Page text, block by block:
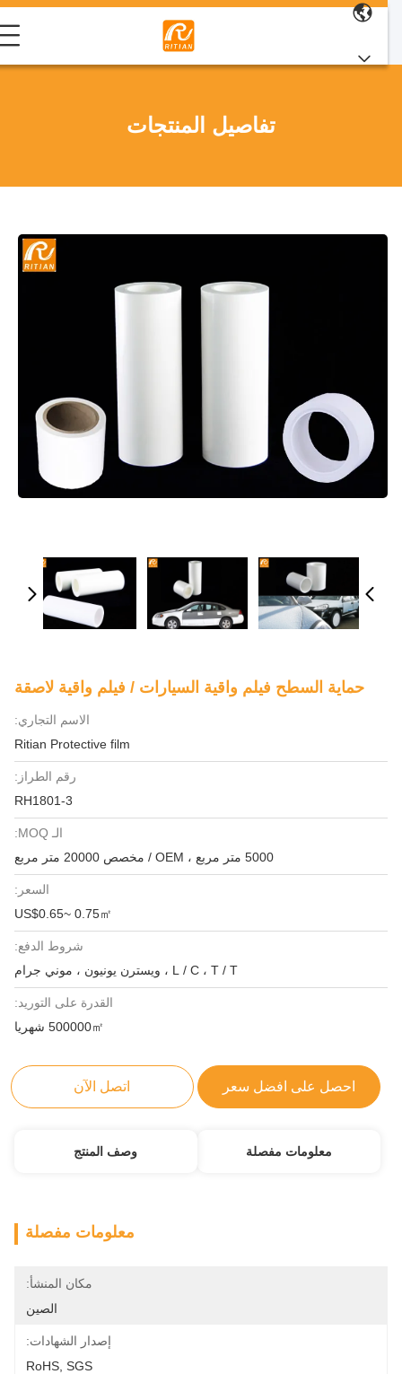
تفاصيل المنتجات
حماية السطح فيلم واقية السيارات / فيلم واقية لاصقة
الاسم التجاري:
Ritian Protective film
رقم الطراز:
RH1801-3
الـ MOQ:
5000 متر مربع ، OEM / مخصص 20000 متر مربع
السعر:
US$0.65~ 0.75㎡
شروط الدفع:
L / C ، T / T ، ويسترن يونيون ، موني جرام
القدرة على التوريد:
500000㎡ شهريا
احصل على افضل سعر اتصل الآن
معلومات مفصلة وصف المنتج
معلومات مفصلة
مكان المنشأ:
الصين
إصدار الشهادات:
RoHS, SGS